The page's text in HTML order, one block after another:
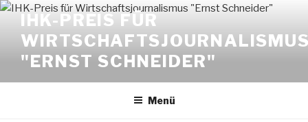
Zum
Inhalt
springen
IHK-PREIS FÜR
"ERNST SCHNEIDER"
Menü